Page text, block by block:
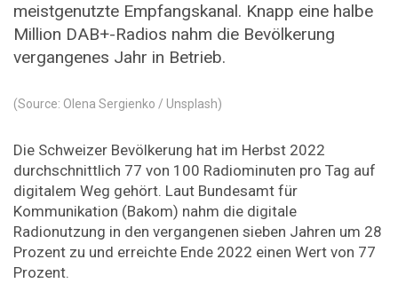
meistgenutzte Empfangskanal. Knapp eine halbe
Million DAB+-Radios nahm die Bevölkerung
vergangenes Jahr in Betrieb.
(Source: Olena Sergienko / Unsplash)
Die Schweizer Bevölkerung hat im Herbst 2022
durchschnittlich 77 von 100 Radiominuten pro Tag auf
digitalem Weg gehört. Laut Bundesamt für
Kommunikation (Bakom) nahm die digitale
Radionutzung in den vergangenen sieben Jahren um 28
Prozent zu und erreichte Ende 2022 einen Wert von 77
Prozent.